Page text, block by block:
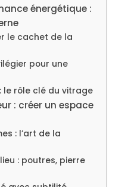
énergétique :
le cachet de la
pour une
le rôle clé du vitrage
: créer un espace
: l’art de la
: poutres, pierre